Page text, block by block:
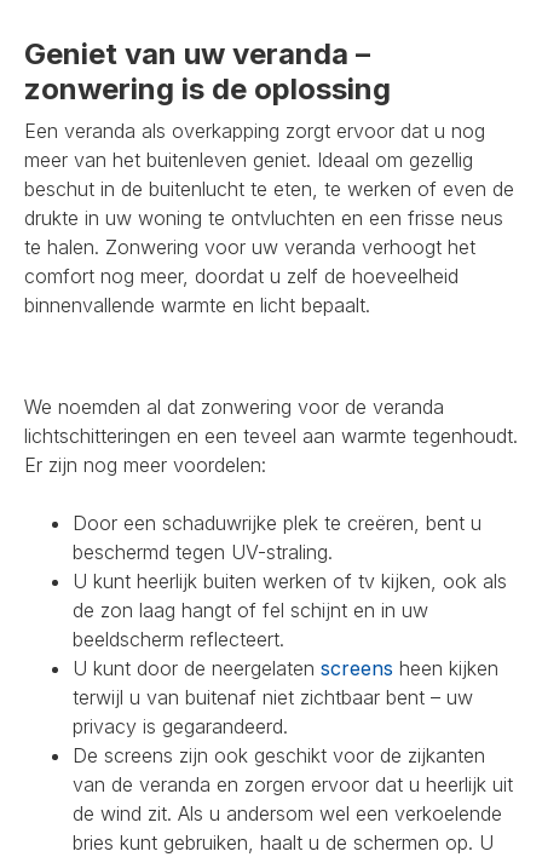
Geniet van uw veranda –
zonwering is de oplossing
Een veranda als overkapping zorgt ervoor dat u nog
meer van het buitenleven geniet. Ideaal om gezellig
beschut in de buitenlucht te eten, te werken of even de
drukte in uw woning te ontvluchten en een frisse neus
te halen. Zonwering voor uw veranda verhoogt het
comfort nog meer, doordat u zelf de hoeveelheid
binnenvallende warmte en licht bepaalt.
We noemden al dat zonwering voor de veranda
lichtschitteringen en een teveel aan warmte tegenhoudt.
Er zijn nog meer voordelen:
Door een schaduwrijke plek te creëren, bent u
beschermd tegen UV-straling.
U kunt heerlijk buiten werken of tv kijken, ook als
de zon laag hangt of fel schijnt en in uw
beeldscherm reflecteert.
U kunt door de neergelaten screens heen kijken
terwijl u van buitenaf niet zichtbaar bent – uw
privacy is gegarandeerd.
De screens zijn ook geschikt voor de zijkanten
van de veranda en zorgen ervoor dat u heerlijk uit
de wind zit. Als u andersom wel een verkoelende
bries kunt gebruiken, haalt u de schermen op. U